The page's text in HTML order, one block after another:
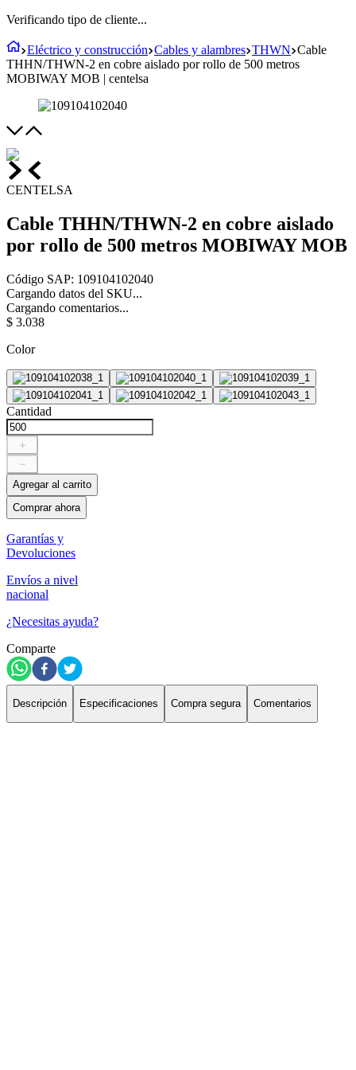
Verificando tipo de cliente...
Eléctrico y construcción Cables y alambres THWN Cable
THHN/THWN-2 en cobre aislado por rollo de 500 metros
MOBIWAY MOB | centelsa
CENTELSA
Cable THHN/THWN-2 en cobre aislado
por rollo de 500 metros MOBIWAY MOB
Código SAP: 109104102040
Cargando datos del SKU...
Cargando comentarios...
$ 3.038
Color
Cantidad
＋
－
Agregar al carrito
Comprar ahora
Garantías y
Devoluciones
Envíos a nivel
nacional
¿Necesitas ayuda?
Comparte
Descripción Especificaciones Compra segura Comentarios